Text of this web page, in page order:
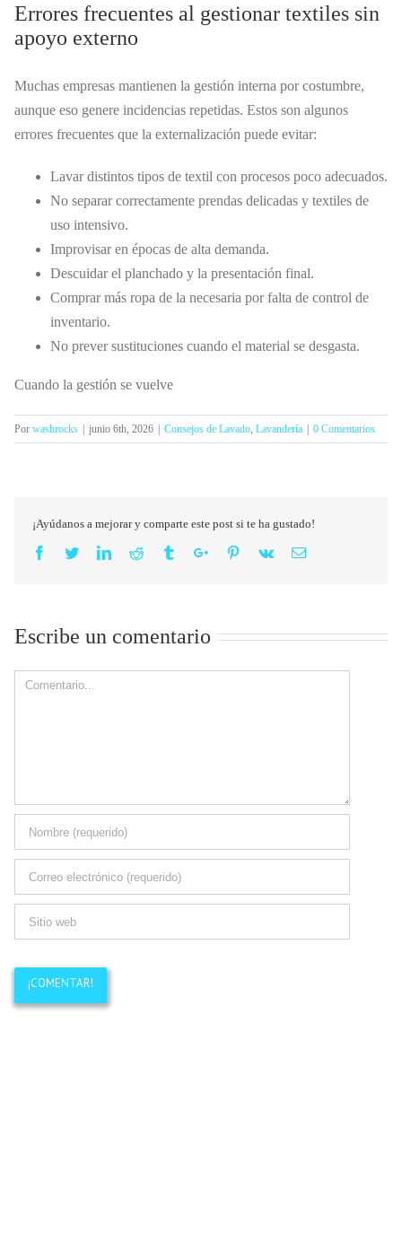
Errores frecuentes al gestionar textiles sin
apoyo externo
Muchas empresas mantienen la gestión interna por costumbre,
aunque eso genere incidencias repetidas. Estos son algunos
errores frecuentes que la externalización puede evitar:
Lavar distintos tipos de textil con procesos poco adecuados.
No separar correctamente prendas delicadas y textiles de
uso intensivo.
Improvisar en épocas de alta demanda.
Descuidar el planchado y la presentación final.
Comprar más ropa de la necesaria por falta de control de
inventario.
No prever sustituciones cuando el material se desgasta.
Cuando la gestión se vuelve
Por washrocks junio 6th, 2026 Consejos de Lavado, Lavandería 0 Comentarios
¡Ayúdanos a mejorar y comparte este post si te ha gustado!
Facebook
TwitterLinkedinReddit TumblrGoogle+Pinterest
Vk Email
Escribe un comentario
Comment